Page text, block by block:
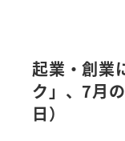
起業・創業
ク」、7月
日）